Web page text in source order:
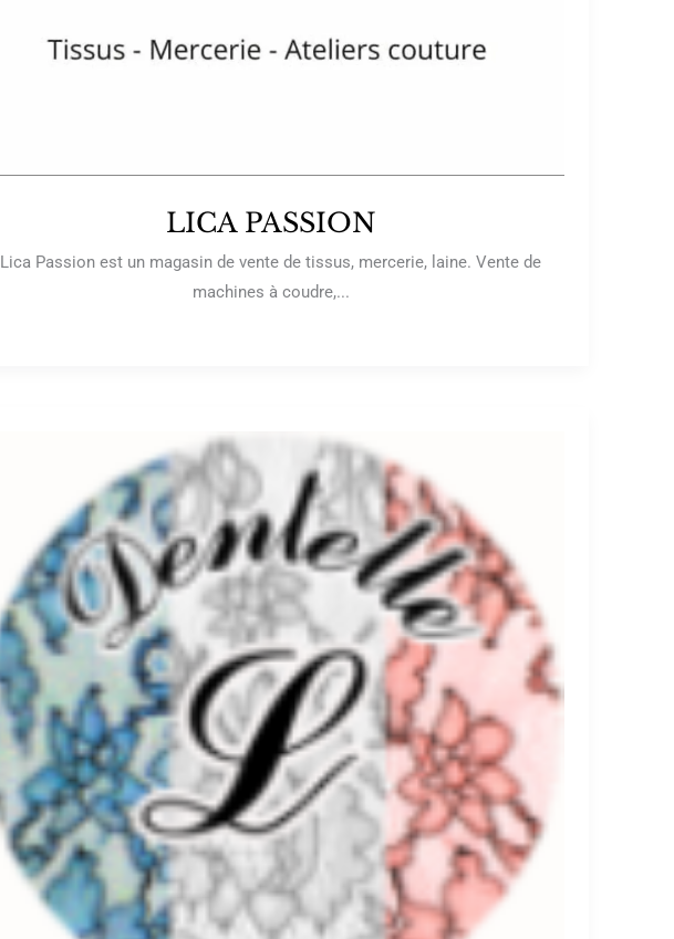
LICA PASSION
Lica Passion est un magasin de vente de tissus, mercerie, laine. Vente de
machines à coudre,...